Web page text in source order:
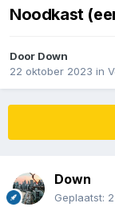
Noodkast
Door Down
22 oktober 2023 in
Down
Geplaatst: